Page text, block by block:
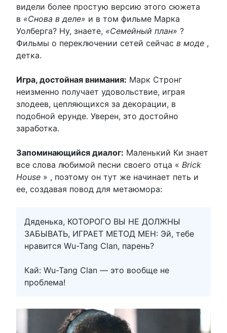
видели более простую версию этого сюжета
в «Снова в деле» и в том фильме Марка
Уолберга? Ну, знаете, «Семейный план» ?
Фильмы о переключении сетей сейчас в моде ,
детка.
Игра, достойная внимания: Марк Стронг
неизменно получает удовольствие, играя
злодеев, цепляющихся за декорации, в
подобной ерунде. Уверен, это достойно
заработка.
Запоминающийся диалог: Маленький Ки знает
все слова любимой песни своего отца « Brick
House » , поэтому он тут же начинает петь и
ее, создавая повод для метаюмора:
Дяденька, КОТОРОГО ВЫ НЕ ДОЛЖНЫ
ЗАБЫВАТЬ, ИГРАЕТ МЕТОД МЕН: Эй, тебе
нравится Wu-Tang Clan, парень?
Кай: Wu-Tang Clan — это вообще не
проблема!